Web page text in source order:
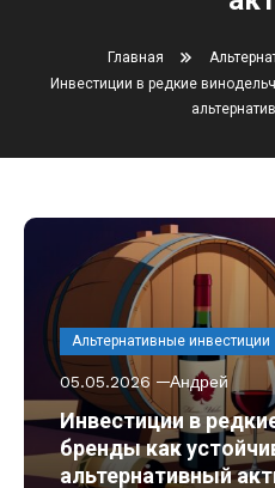
Главная
Инвестиции в редкие
Альтернативные инвестиции
05.05.2026 Андрей
Инвестиции в
бренды как
альтернативный